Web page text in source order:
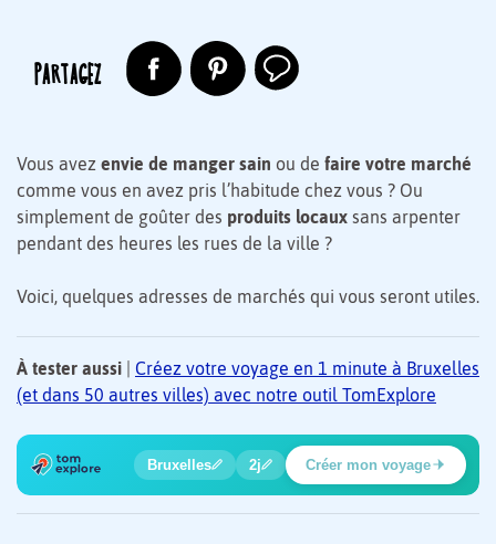
PARTAGEZ
Vous avez envie de manger sain ou de faire votre marché
comme vous en avez pris l’habitude chez vous ? Ou
simplement de goûter des produits locaux sans arpenter
pendant des heures les rues de la ville ?
Voici, quelques adresses de marchés qui vous seront utiles.
À tester aussi
Créez votre voyage en 1 minute à Bruxelles
(et dans 50 autres villes) avec notre outil TomExplore
🔍
🔍
🔍
🔍
🍲
Baladi
Bruxelles 2j Créer mon voyage